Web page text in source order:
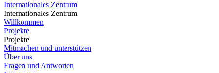
Internationales Zentrum
Internationales Zentrum
Willkommen
Projekte
Projekte
Mitmachen und unterstützen
Über uns
Fragen und Antworten